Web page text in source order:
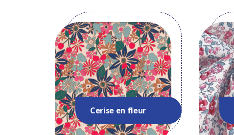
Cerise en fleur